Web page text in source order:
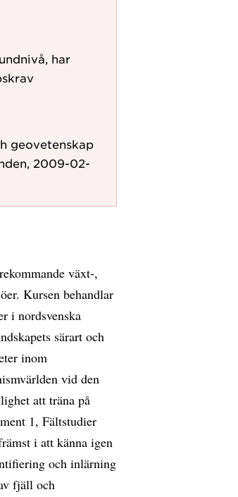
har
geovetenskap
2009-02-
växt-,
Kursen behandlar
i nordsvenska
särart och
inom
vid den
att träna på
1, Fältstudier
i att känna igen
och inlärning
fjäll och